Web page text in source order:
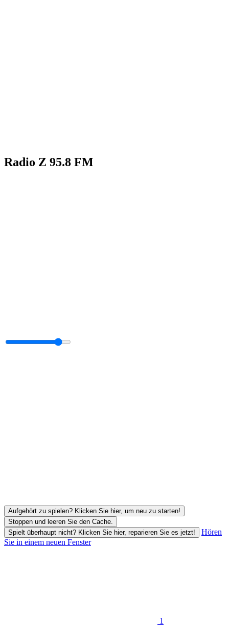
Radio Z 95.8 FM
Aufgehört zu spielen? Klicken Sie hier, um neu zu starten!
Stoppen und leeren Sie den Cache.
Spielt überhaupt nicht? Klicken Sie hier, reparieren Sie es jetzt!
Hören
Sie in einem neuen Fenster
1